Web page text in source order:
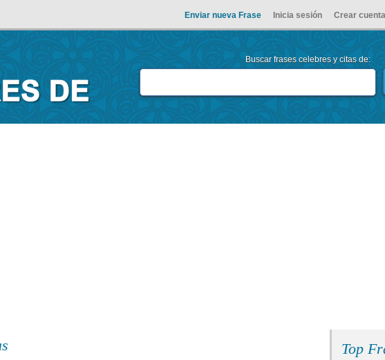
Enviar nueva Frase Inicia sesión Crear cuenta
Buscar frases celebres y citas de:
Top